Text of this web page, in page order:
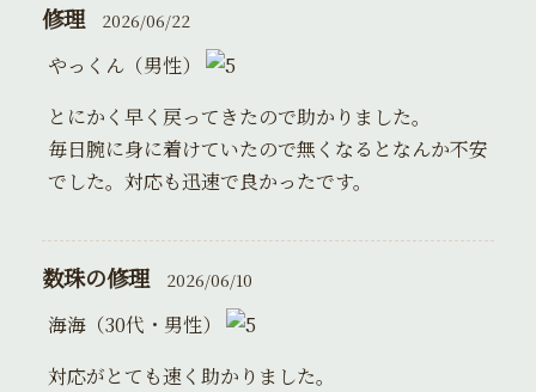
修理 2026/06/22
やっくん（男性）
とにかく早く戻ってきたので助かりました。
毎日腕に身に着けていたので無くなるとなんか不安
でした。対応も迅速で良かったです。
数珠の修理 2026/06/10
海海（30代・男性）
対応がとても速く助かりました。